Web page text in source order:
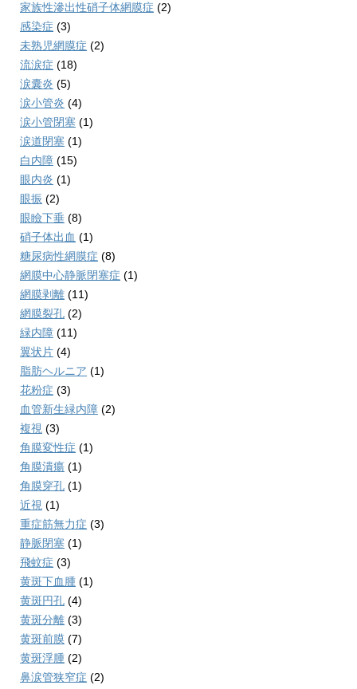
家族性滲出性硝子体網膜症 (2)
感染症 (3)
未熟児網膜症 (2)
流涙症 (18)
涙囊炎 (5)
涙小管炎 (4)
涙小管閉塞 (1)
涙道閉塞 (1)
白内障 (15)
眼内炎 (1)
眼振 (2)
眼瞼下垂 (8)
硝子体出血 (1)
糖尿病性網膜症 (8)
網膜中心静脈閉塞症 (1)
網膜剥離 (11)
網膜裂孔 (2)
緑内障 (11)
翼状片 (4)
脂肪ヘルニア (1)
花粉症 (3)
血管新生緑内障 (2)
複視 (3)
角膜変性症 (1)
角膜潰瘍 (1)
角膜穿孔 (1)
近視 (1)
重症筋無力症 (3)
静脈閉塞 (1)
飛蚊症 (3)
黄斑下血腫 (1)
黄斑円孔 (4)
黄斑分離 (3)
黄斑前膜 (7)
黄斑浮腫 (2)
鼻涙管狭窄症 (2)